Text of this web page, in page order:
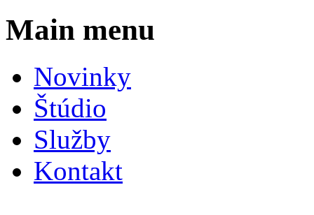
Main menu
Novinky
Štúdio
Služby
Kontakt